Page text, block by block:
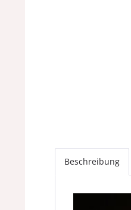
Beschreibung